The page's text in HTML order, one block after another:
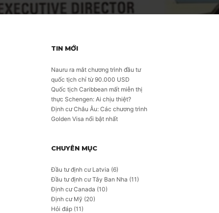
TIN MỚI
Nauru ra mắt chương trình đầu tư
quốc tịch chỉ từ 90.000 USD
Quốc tịch Caribbean mất miễn thị
thực Schengen: Ai chịu thiệt?
Định cư Châu Âu: Các chương trình
Golden Visa nổi bật nhất
CHUYÊN MỤC
Đầu tư định cư Latvia (6)
Đầu tư định cư Tây Ban Nha (11)
Định cư Canada (10)
Định cư Mỹ (20)
Hỏi đáp (11)